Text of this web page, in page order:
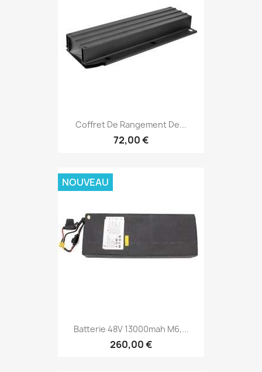
Coffret De Rangement De...
72,00 €
Batterie 48V 13000mah M6,...
260,00 €
NOUVEAU